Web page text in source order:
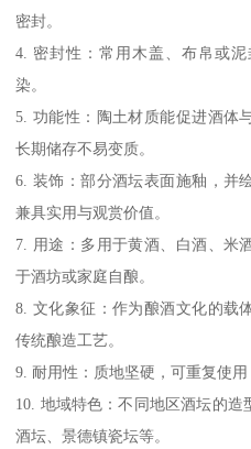
密封。
4. 密封性：常用木盖、布帛或
染。
5. 功能性：陶土材质能促进酒体
长期储存不易变质。
6. 装饰：部分酒坛表面施釉，并
兼具实用与观赏价值。
7. 用途：多用于黄酒、白酒、米
于酒坊或家庭自酿。
8. 文化象征：作为酿酒文化的载
传统酿造工艺。
9. 耐用性：质地坚硬，可重复使
10. 地域特色：不同地区酒坛的
酒坛、景德镇瓷坛等。